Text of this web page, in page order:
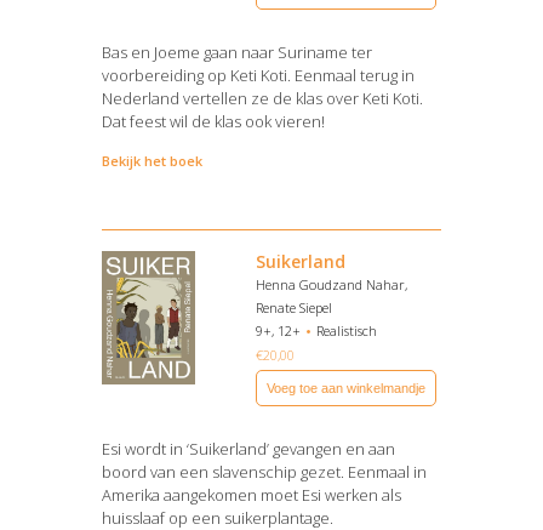
Bas en Joeme gaan naar Suriname ter
voorbereiding op Keti Koti. Eenmaal terug in
Nederland vertellen ze de klas over Keti Koti.
Dat feest wil de klas ook vieren!
Bekijk het boek
Suikerland
Henna Goudzand Nahar,
Renate Siepel
9+, 12+
Realistisch
€20,00
Voeg toe aan winkelmandje
Esi wordt in ‘Suikerland’ gevangen en aan
boord van een slavenschip gezet. Eenmaal in
Amerika aangekomen moet Esi werken als
huisslaaf op een suikerplantage.